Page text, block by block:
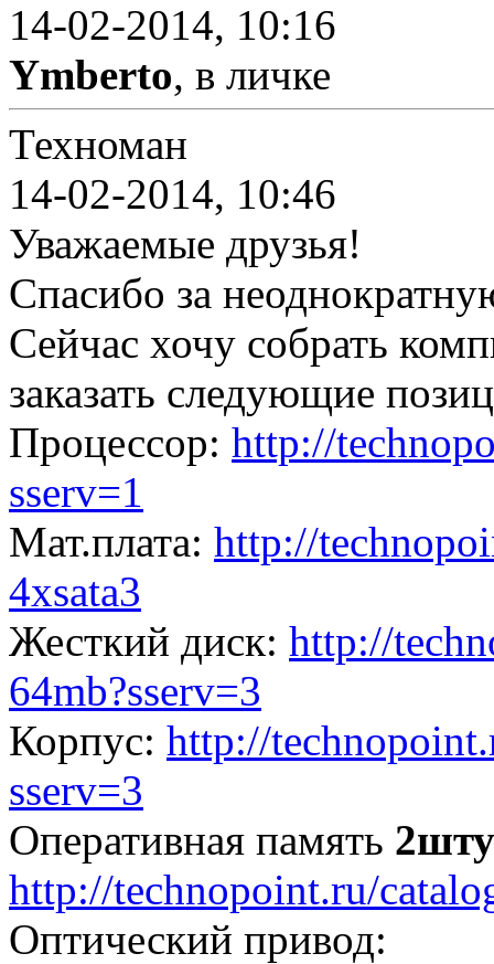
14-02-2014, 10:16
Ymberto, в личке
Техноман
14-02-2014, 10:46
Уважаемые друзья!
Спасибо за
Сейчас хочу собрать
заказать следующие
Процессор: http://
sserv=1
Мат.плата: http://
4xsata3
Жесткий диск: http://
64mb?sserv=3
Корпус: http://
sserv=3
Оперативная память
http://technopoint.ru/
Оптический привод: